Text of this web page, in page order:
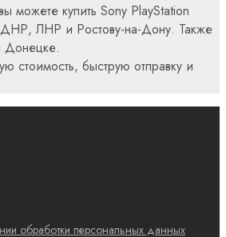
можете купить Sony PlayStation
ДНР, ЛНР и Ростову-на-Дону. Также
Донецке.
стоимость, быструю отправку и
обработки персональных данных